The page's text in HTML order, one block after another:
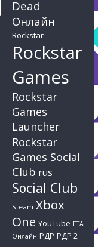
Dead
Онлайн
Rockstar
Rockstar
Games
Rockstar
Games
Launcher
Rockstar
Games Social
Club rus
Social Club
Steam Xbox
One YouTube ГТА
Онлайн РДР РДР 2